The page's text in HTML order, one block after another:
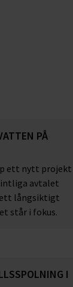
PÅ
ett nytt projekt
avtalet
långsiktigt
står i fokus.
I